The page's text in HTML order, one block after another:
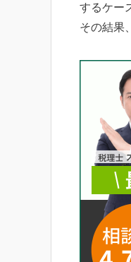
するケー
その結果